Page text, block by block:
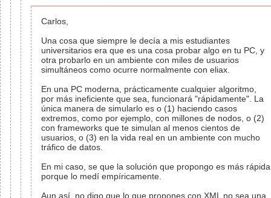
Carlos,
Una cosa que siempre le decía a mis estudiantes
universitarios era que es una cosa probar algo en tu PC, y
otra probarlo en un ambiente con miles de usuarios
simultáneos como ocurre normalmente con eliax.
En una PC moderna, prácticamente cualquier algoritmo,
por más ineficiente que sea, funcionará "rápidamente". La
única manera de simularlo es o (1) haciendo casos
extremos, como por ejemplo, con millones de nodos, o (2)
con frameworks que te simulan al menos cientos de
usuarios, o (3) en la vida real en un ambiente con mucho
tráfico de datos.
En mi caso, se que la solución que propongo es más rápida
porque lo medí empíricamente.
Aun así, no digo que lo que propones con XML no sea una